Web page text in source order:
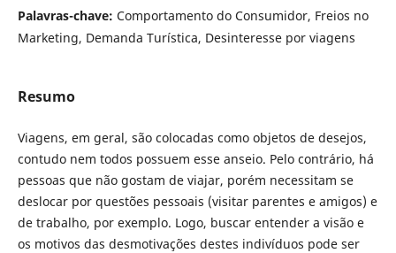
Palavras-chave: Comportamento do Consumidor, Freios no
Marketing, Demanda Turística, Desinteresse por viagens
Resumo
Viagens, em geral, são colocadas como objetos de desejos,
contudo nem todos possuem esse anseio. Pelo contrário, há
pessoas que não gostam de viajar, porém necessitam se
deslocar por questões pessoais (visitar parentes e amigos) e
de trabalho, por exemplo. Logo, buscar entender a visão e
os motivos das desmotivações destes indivíduos pode ser